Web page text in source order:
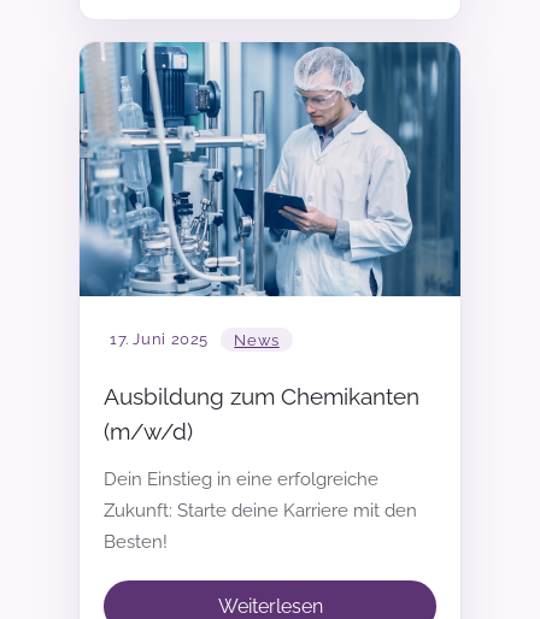
Ausbildung zum Chemikanten
(m/w/d)
17. Juni 2025 News
Dein Einstieg in eine erfolgreiche
Zukunft: Starte deine Karriere mit den
Besten!
Weiterlesen